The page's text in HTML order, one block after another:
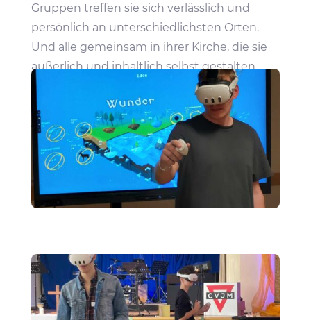
Gruppen treffen sie sich verläss­lich und
persön­lich an unter­schied­lichsten Orten.
Und alle gemeinsam in ihrer Kirche, die sie
äußer­lich und inhalt­lich selbst gestalten
und füllen – mit Herz